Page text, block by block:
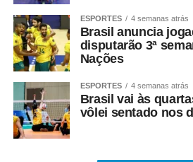
ESPORTES 4 semanas atrás
Brasil anuncia
disputarão 3ª
Nações
ESPORTES 4 semanas atrás
Brasil vai às
vôlei sentado nos